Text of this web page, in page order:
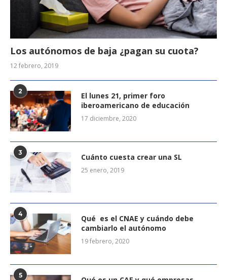
Los autónomos de baja ¿pagan su cuota?
12 febrero, 2019
2
El lunes 21, primer foro
iberoamericano de educación
17 diciembre, 2020
3 Cuánto cuesta crear una SL
25 enero, 2019
4
Qué es el CNAE y cuándo debe
cambiarlo el autónomo
19 febrero, 2020
5